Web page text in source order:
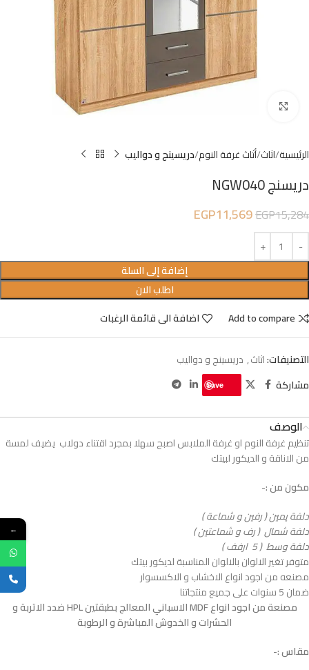
الرئيسية اثاث أثاث غرفة النوم دريسينج و دواليب
دريسنج NGW040
EGP15,284
EGP11,569
إضافة إلى السلة
اطلب الان
Add to compare
اضافة الى قائمة الرغبات
التصنيفات:اثاث, دريسينج و دواليب
مشاركة
Save
الوصف
تنظيم غرفة النوم او غرفة الملابس اصبح سهلا بمجرد اقتناء دولاب يضيف لمسة
من الاناقة و الديكور لبيتك
مكون من :-
دلفة يمين ( رفين و شماعة )
دلفة شمال ( رف و شماعتين )
دلفة وسط ( 5 ارفف )
متوفر تغير الالوان بالالوان المناسبة لديكور بيتك
مصنعه من اجود انواع الاخشاب و الاكسسوار
ضمان 5 سنوات على جميع منتجاتنا
مصنعة من اجود انواع MDF الاسباني المعالج بطبقتين HPL ضدد الاتربة و
الحشرات و الخدوش المباشرة و الرطوبة
مقاس :-
←